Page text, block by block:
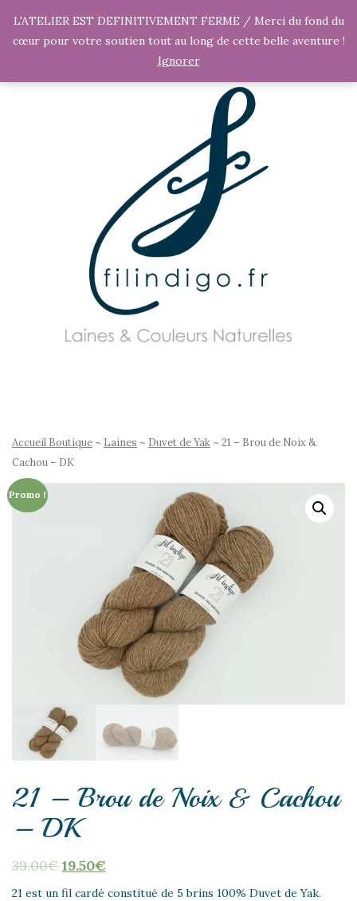
Accueil Boutique ~ Laines ~ Duvet de Yak ~ 21 – Brou de Noix &
Cachou – DK
Promo !
21 – Brou de Noix & Cachou
– DK
39.00€ 19.50€
21 est un fil cardé constitué de 5 brins 100% Duvet de Yak.
L'ATELIER EST DEFINITIVEMENT FERME / Merci du fond du
cœur pour votre soutien tout au long de cette belle aventure !
Ignorer